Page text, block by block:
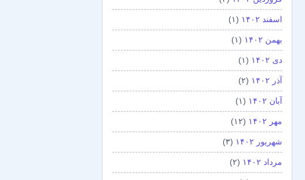
اسفند ۱۴۰۲ (۱)
بهمن ۱۴۰۲ (۱)
دی ۱۴۰۲ (۱)
آذر ۱۴۰۲ (۲)
آبان ۱۴۰۲ (۱)
مهر ۱۴۰۲ (۱۲)
شهریور ۱۴۰۲ (۳)
مرداد ۱۴۰۲ (۲)